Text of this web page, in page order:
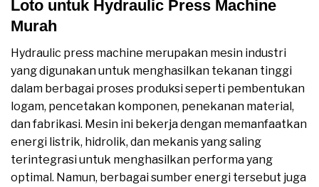
Loto untuk Hydraulic Press Machine
Murah
Hydraulic press machine merupakan mesin industri
yang digunakan untuk menghasilkan tekanan tinggi
dalam berbagai proses produksi seperti pembentukan
logam, pencetakan komponen, penekanan material,
dan fabrikasi. Mesin ini bekerja dengan memanfaatkan
energi listrik, hidrolik, dan mekanis yang saling
terintegrasi untuk menghasilkan performa yang
optimal. Namun, berbagai sumber energi tersebut juga